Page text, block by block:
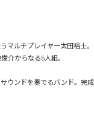
マルチプレイヤー太田裕士。
介からなる5人組。
ウンドを奏でるバンド。完